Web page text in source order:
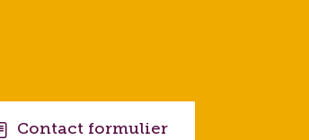
Contact formulier